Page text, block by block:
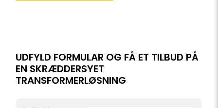
UDFYLD FORMULAR OG FÅ ET TILBUD PÅ
EN SKRÆDDERSYET
TRANSFORMERLØSNING